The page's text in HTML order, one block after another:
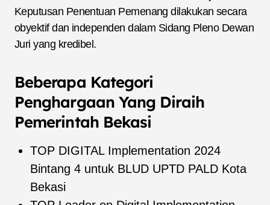
Keputusan Penentuan Pemenang dilakukan secara
obyektif dan independen dalam Sidang Pleno Dewan
Juri yang kredibel.
Beberapa Kategori
Penghargaan Yang Diraih
Pemerintah Bekasi
TOP DIGITAL Implementation 2024
Bintang 4 untuk BLUD UPTD PALD Kota
Bekasi